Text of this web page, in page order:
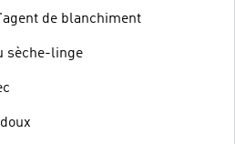
de blanchiment
sèche-linge